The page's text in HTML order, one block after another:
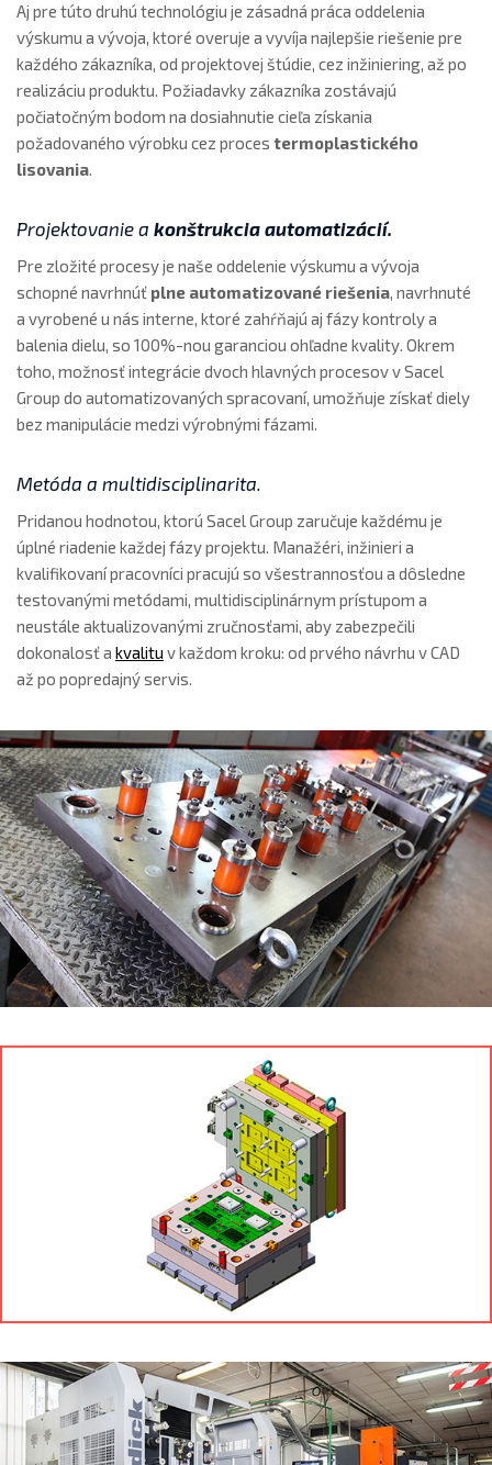
Aj pre túto druhú technológiu je zásadná práca oddelenia
výskumu a vývoja, ktoré overuje a vyvíja najlepšie riešenie pre
každého zákazníka, od projektovej štúdie, cez inžiniering, až po
realizáciu produktu. Požiadavky zákazníka zostávajú
počiatočným bodom na dosiahnutie cieľa získania
požadovaného výrobku cez proces termoplastického
lisovania.
Projektovanie a konštrukcia automatizácií.
Pre zložité procesy je naše oddelenie výskumu a vývoja
schopné navrhnúť plne automatizované riešenia, navrhnuté
a vyrobené u nás interne, ktoré zahŕňajú aj fázy kontroly a
balenia dielu, so 100%-nou garanciou ohľadne kvality. Okrem
toho, možnosť integrácie dvoch hlavných procesov v Sacel
Group do automatizovaných spracovaní, umožňuje získať diely
bez manipulácie medzi výrobnými fázami.
Metóda a multidisciplinarita.
Pridanou hodnotou, ktorú Sacel Group zaručuje každému je
úplné riadenie každej fázy projektu. Manažéri, inžinieri a
kvalifikovaní pracovníci pracujú so všestrannosťou a dôsledne
testovanými metódami, multidisciplinárnym prístupom a
neustále aktualizovanými zručnosťami, aby zabezpečili
dokonalosť a kvalitu v každom kroku: od prvého návrhu v CAD
až po popredajný servis.